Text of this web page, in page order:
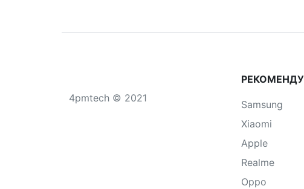
4pmtech © 2021
Samsung
Xiaomi
Apple
Realme
Oppo